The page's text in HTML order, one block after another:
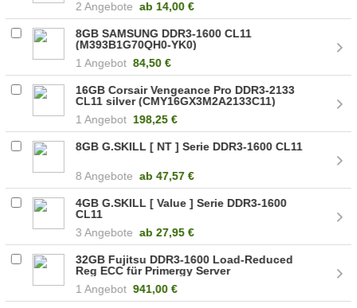
2 Angebote ab 14,00 €
8GB SAMSUNG DDR3-1600 CL11
(M393B1G70QH0-YK0)
1 Angebot 84,50 €
16GB Corsair Vengeance Pro DDR3-2133
CL11 silver (CMY16GX3M2A2133C11)
1 Angebot 198,25 €
8GB G.SKILL [ NT ] Serie DDR3-1600 CL11
8 Angebote ab47,57 €
4GB G.SKILL [ Value ] Serie DDR3-1600
CL11
3 Angebote ab 27,95 €
32GB Fujitsu DDR3-1600 Load-Reduced
Reg ECC für Primergy Server
1 Angebot 941,00 €